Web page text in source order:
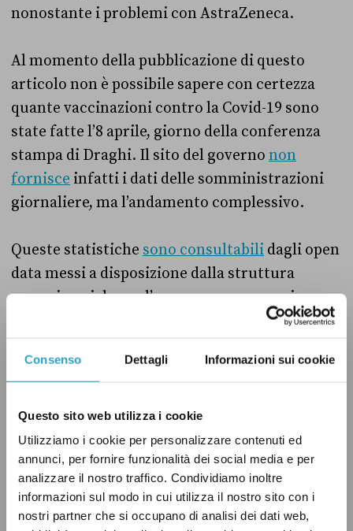
Consenso Dettagli Informazioni sui cookie
Questo sito web utilizza i cookie
Utilizziamo i cookie per personalizzare contenuti ed
annunci, per fornire funzionalità dei social media e per
analizzare il nostro traffico. Condividiamo inoltre
informazioni sul modo in cui utilizza il nostro sito con i
nostri partner che si occupano di analisi dei dati web,
nonostante i problemi con AstraZeneca.
Al momento della pubblicazione di questo
articolo non è possibile sapere con certezza
quante vaccinazioni contro la Covid-19 sono
state fatte l’8 aprile, giorno della conferenza
stampa di Draghi. Il sito del governo non
fornisce infatti i dati delle somministrazioni
giornaliere, ma l’andamento complessivo.
Queste statistiche sono consultabili dagli open
data messi a disposizione dalla struttura
commissariale per l’emergenza coronavirus,
ma vengono aggiornati a scaglioni e con un po’
di ritardo. Alle ore 14:00 del 9 aprile, le
somministrazioni complessive fatte l’8 aprile
aprile erano state circa 275.500), 15 mila in
meno di quelle indicate da Draghi.
Nei due giorni subito dopo Pasquetta,
mercoledì 7 aprile le somministrazioni sono